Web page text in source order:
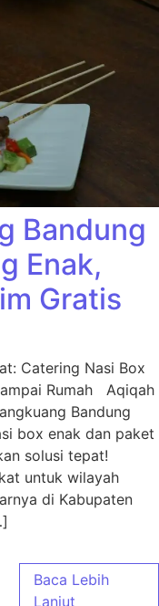
Bandung
Enak,
Gratis
Catering Nasi Box
Rumah Aqiqah
Bandung
box enak dan paket
solusi tepat!
untuk wilayah
di Kabupaten
Bandung Terdekat
Baca Lebih
Lanjut